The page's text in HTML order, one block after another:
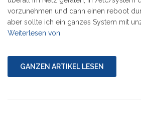
vorzunehmen und dann einen reboot
aber sollte ich ein ganzes System mit
Weiterlesen von
Kernel
Modul
Parameter
GANZEN ARTIKEL LESEN